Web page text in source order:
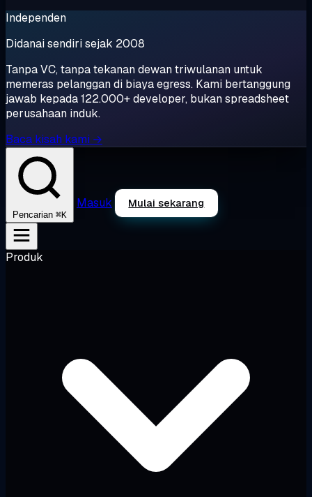
Independen
Didanai sendiri sejak 2008
Tanpa VC, tanpa tekanan dewan triwulanan untuk
memeras pelanggan di biaya egress. Kami bertanggung
jawab kepada 122.000+ developer, bukan spreadsheet
perusahaan induk.
Baca kisah kami →
Pencarian ⌘K
Masuk Mulai sekarang
Produk